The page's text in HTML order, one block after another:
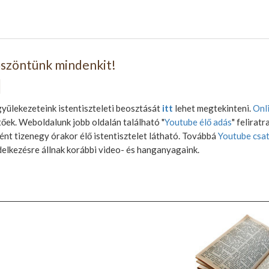
mindenkit!
istentiszteleti beosztását itt lehet megtekinteni.
Weboldalunk jobb oldalán található "Youtube élő adás"
tizenegy órakor élő istentisztelet látható. TovábbáYoutube
állnak korábbi video- és hanganyagaink.